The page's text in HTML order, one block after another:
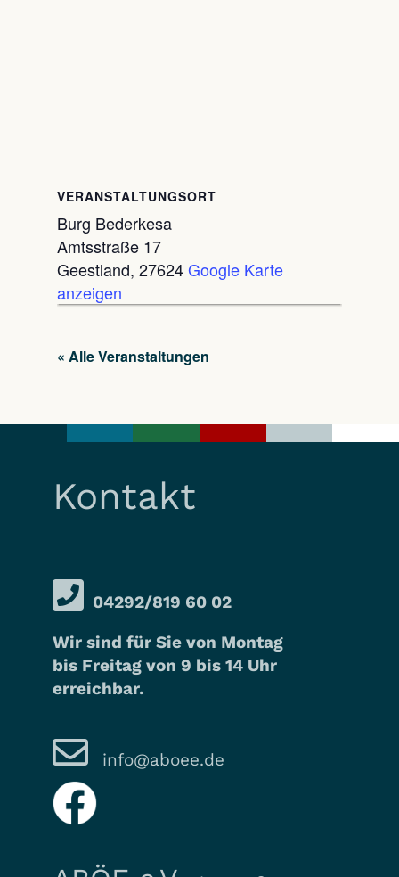
VERANSTALTUNGSORT
Burg Bederkesa
Amtsstraße 17
Geestland, 27624Google Karte
anzeigen
« Alle Veranstaltungen
Kontakt
04292/819 60 02
Wir sind für Sie von Montag
bis Freitag von 9 bis 14 Uhr
erreichbar.
info@aboee.de